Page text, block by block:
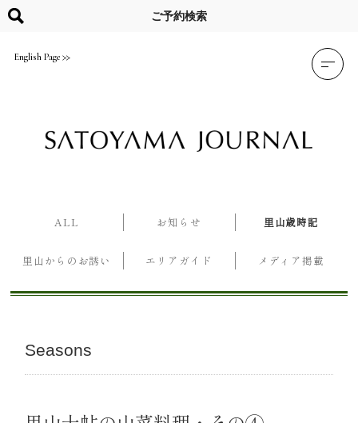
content
English Page
ご予約検索
ALL お知らせ 里山歳時記
里山からのお誘い エリアガイド メディア掲載
Seasons